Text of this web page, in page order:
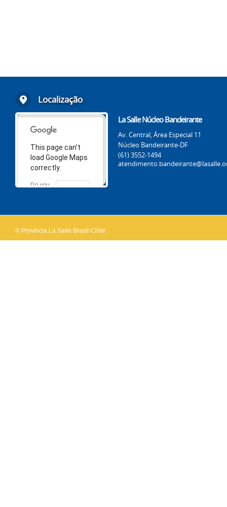
Localização
This page can't
load Google Maps
correctly.
Do you
OK
La Salle Núcleo Bandeirante
Av. Central, Área Especial 11
Núcleo Bandeirante-DF
(61) 3552-1494
© Província La Salle Brasil-Chile